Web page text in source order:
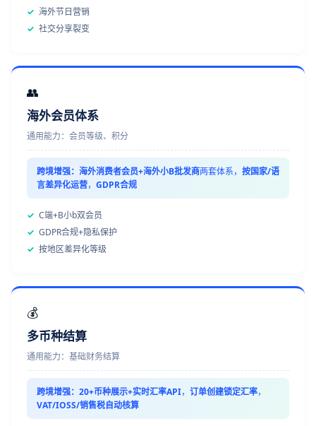
✓ 海外节日营销
✓ 社交分享裂变
👥
海外会员体系
通用能力：会员等级、积分
跨境增强： 海外消费者会员+海外小B批发商两套体系， 按国家/语
言差异化运营， GDPR合规
✓ C端+B小b双会员
✓ GDPR合规+隐私保护
✓ 按地区差异化等级
💰
多币种结算
通用能力：基础财务结算
跨境增强： 20+币种展示+实时汇率API， 订单创建锁定汇率，
VAT/IOSS/销售税自动核算